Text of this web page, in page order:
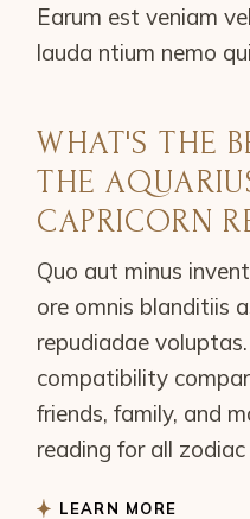
Earum est veniam
lauda ntium nemo
WHAT'S THE
THE
CAPRICORN
Quo aut minus
ore omnis blanditiis
repudiadae
compatibility
friends, family, and
reading for all zodiac
LEARN MORE